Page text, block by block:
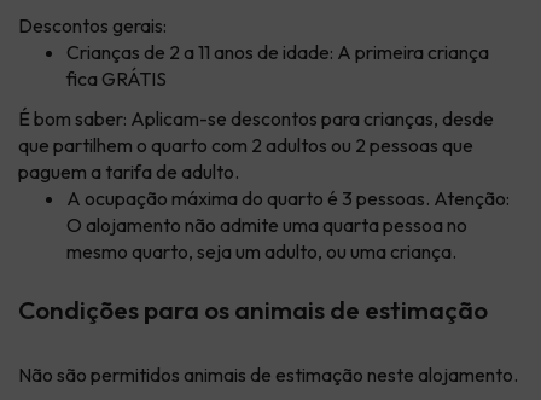
Descontos gerais:
Crianças de 2 a 11 anos de idade: A primeira criança
fica GRÁTIS
É bom saber: Aplicam-se descontos para crianças, desde
que partilhem o quarto com 2 adultos ou 2 pessoas que
paguem a tarifa de adulto.
A ocupação máxima do quarto é 3 pessoas. Atenção:
O alojamento não admite uma quarta pessoa no
mesmo quarto, seja um adulto, ou uma criança.
Condições para os animais de estimação
Não são permitidos animais de estimação neste alojamento.